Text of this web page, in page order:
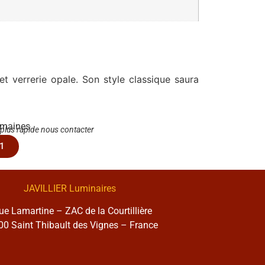
verrerie opale. Son style classique saura
rapide nous contacter
JAVILLIER Luminaires
Lamartine – ZAC de la Courtillière
Saint Thibault des Vignes – France